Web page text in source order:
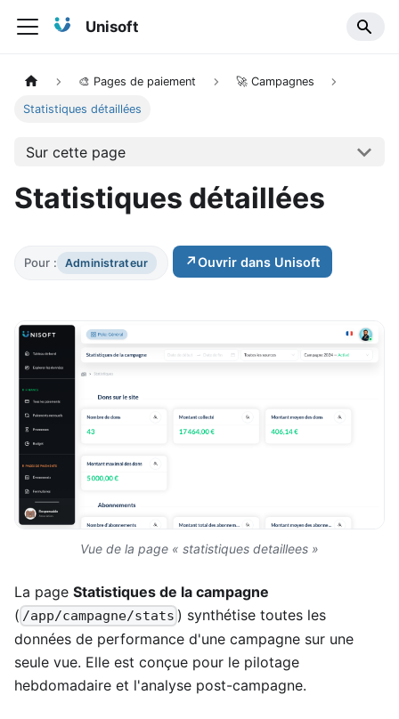
Unisoft
🎨 Pages de paiement 🚀 Campagnes
Statistiques détaillées
Sur cette page
Statistiques détaillées
Pour : Administrateur ↗Ouvrir dans Unisoft
Vue de la page « statistiques detaillees »
La page Statistiques de la campagne
( /app/campagne/stats ) synthétise toutes les
données de performance d'une campagne sur une
seule vue. Elle est conçue pour le pilotage
hebdomadaire et l'analyse post-campagne.